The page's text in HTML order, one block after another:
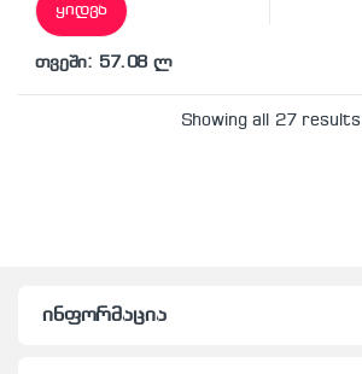
ყიდვა
თვეში: 57.08 ლ
Showing all 27 results
ინფორმაცია